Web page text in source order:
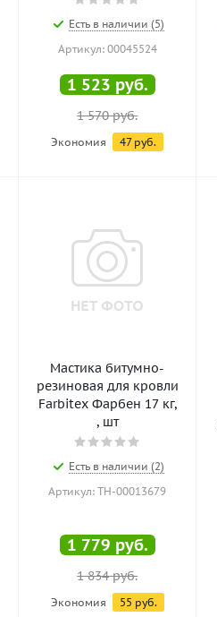
Есть в наличии (5)
Артикул: 00045524
1 523 руб.
1 570руб.
Экономия 47руб.
Мастика битумно-
резиновая для кровли
Farbitex Фарбен 17 кг,
, шт
Есть в наличии (2)
Артикул: ТН-00013679
1 779 руб.
1 834руб.
Экономия 55 руб.